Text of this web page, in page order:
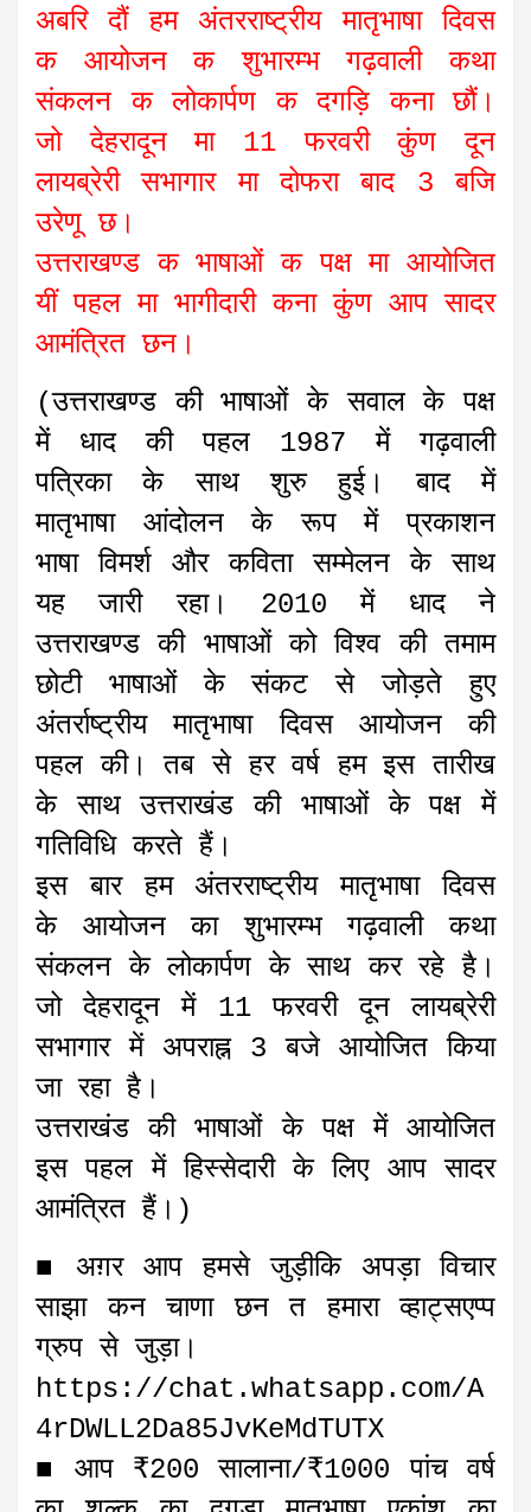
अबरि दौं हम अंतरराष्ट्रीय मातृभाषा दिवस
क आयोजन क शुभारम्भ गढ़वाली कथा
संकलन क लोकार्पण क दगड़ि कना छौं।
जो देहरादून मा 11 फरवरी कुंण दून
लायब्रेरी सभागार मा दोफरा बाद 3 बजि
उरेणू छ।
उत्तराखण्ड क भाषाओं क पक्ष मा आयोजित
यीं पहल मा भागीदारी कना कुंण आप सादर
आमंत्रित छन।
(उत्तराखण्ड की भाषाओं के सवाल के पक्ष
में धाद की पहल 1987 में गढ़वाली
पत्रिका के साथ शुरु हुई। बाद में
मातृभाषा आंदोलन के रूप में प्रकाशन
भाषा विमर्श और कविता सम्मेलन के साथ
यह जारी रहा। 2010 में धाद ने
उत्तराखण्ड की भाषाओं को विश्व की तमाम
छोटी भाषाओं के संकट से जोड़ते हुए
अंतर्राष्ट्रीय मातृभाषा दिवस आयोजन की
पहल की। तब से हर वर्ष हम इस तारीख
के साथ उत्तराखंड की भाषाओं के पक्ष में
गतिविधि करते हैं।
इस बार हम अंतरराष्ट्रीय मातृभाषा दिवस
के आयोजन का शुभारम्भ गढ़वाली कथा
संकलन के लोकार्पण के साथ कर रहे है।
जो देहरादून में 11 फरवरी दून लायब्रेरी
सभागार में अपराह्न 3 बजे आयोजित किया
जा रहा है।
उत्तराखंड की भाषाओं के पक्ष में आयोजित
इस पहल में हिस्सेदारी के लिए आप सादर
आमंत्रित हैं।)
■ अग़र आप हमसे जुड़ीकि अपड़ा विचार
साझा कन चाणा छन त हमारा व्हाट्सएप्प
ग्रुप से जुड़ा।
https://chat.whatsapp.com/A
4rDWLL2Da85JvKeMdTUTX
■ आप ₹200 सालाना/₹1000 पांच वर्ष